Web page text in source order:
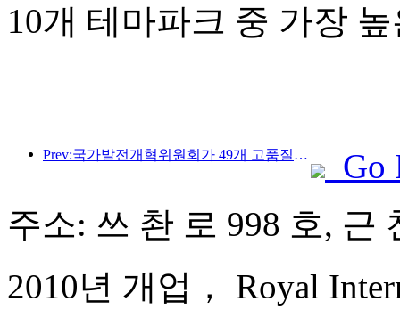
10개 테마파크 중 가장
Prev:국가발전개혁위원회가 49개 고품질 야외 스포츠 명소를 첫 번째로 공개했습니다.
Go
주소: 쓰 촨 로 998 호, 근
2010년 개업， Royal